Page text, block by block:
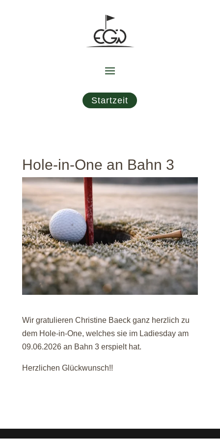
Startzeit
Hole-in-One an Bahn 3
Wir gratulieren Christine Baeck ganz herzlich zu
dem Hole-in-One, welches sie im Ladiesday am
09.06.2026 an Bahn 3 erspielt hat.
Herzlichen Glückwunsch!!